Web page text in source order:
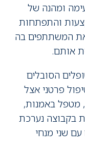
ומהנה של
והתפתחות
המשתתפים בה
אותם.
הסובלים
פרטני אצל
מטפל באמנות,
בקבוצה נערכת
שני מנחי